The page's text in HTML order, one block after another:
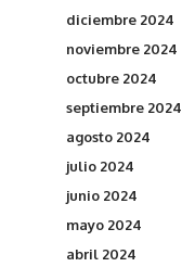
diciembre 2024
noviembre 2024
octubre 2024
septiembre 2024
agosto 2024
julio 2024
junio 2024
mayo 2024
abril 2024